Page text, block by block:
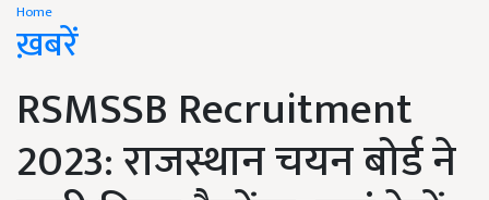
Home
ख़बरें
RSMSSB Recruitment
2023: राजस्थान चयन बोर्ड ने